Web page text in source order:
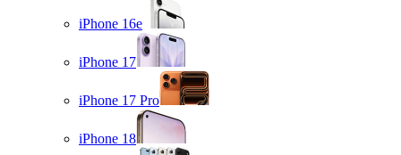
iPhone 16e
iPhone 17
iPhone 17 Pro
iPhone 18